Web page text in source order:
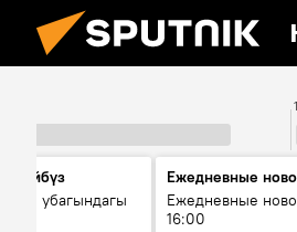
өз убагындагы
Ежедневные
Ежедневные
16:00